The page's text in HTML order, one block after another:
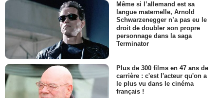
Même si l’allemand est sa
langue maternelle, Arnold
Schwarzenegger n’a pas eu le
droit de doubler son propre
personnage dans la saga
Terminator
Plus de 300 films en 47 ans de
carrière : c'est l'acteur qu'on a
le plus vu dans le cinéma
français !